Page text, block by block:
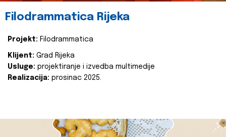
Filodrammatica Rijeka
Projekt: Filodrammatica
Klijent: Grad Rijeka
Usluge: projektiranje i izvedba multimedije
Realizacija: prosinac 2025.